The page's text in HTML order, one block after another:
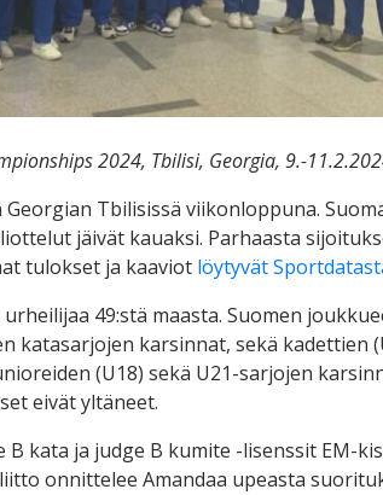
2024, Tbilisi, Georgia, 9.-
Tbilisissä viikonloppuna.
jäivät kauaksi. Parhaasta
tulokset ja kaaviot löytyvät
49:stä maasta. Suomen
katasarjojen karsinnat, sekä kadettien
(U18) sekä U21-sarjojen
eivät yltäneet.
B kata ja judge B kumite -lisenssit EM-
onnittelee Amandaa upeasta